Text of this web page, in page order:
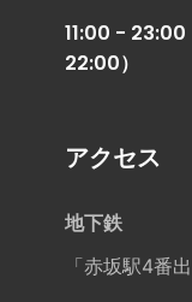
11:00 - 23:00
22:00）
アクセス
地下鉄
「赤坂駅4番